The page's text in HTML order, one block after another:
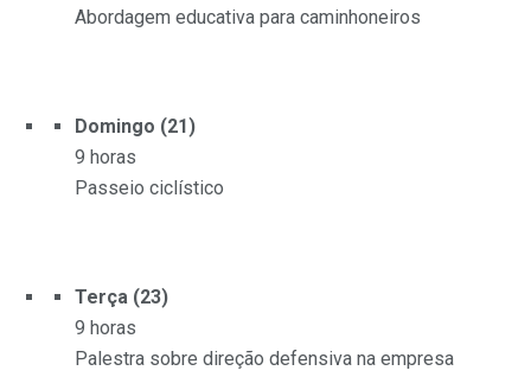
Abordagem educativa para caminhoneiros
Domingo (21)
9 horas
Passeio ciclístico
Terça (23)
9 horas
Palestra sobre direção defensiva na empresa